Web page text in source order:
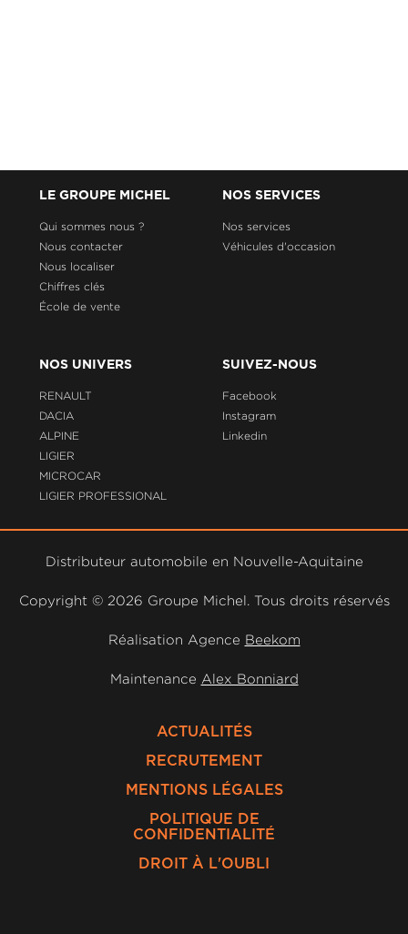
LE GROUPE MICHEL
Qui sommes nous ?
Nous contacter
Nous localiser
Chiffres clés
École de vente
NOS SERVICES
Nos services
Véhicules d'occasion
NOS UNIVERS
RENAULT
DACIA
ALPINE
LIGIER
MICROCAR
LIGIER PROFESSIONAL
SUIVEZ-NOUS
Facebook
Instagram
Linkedin
Distributeur automobile en Nouvelle-Aquitaine
Copyright © 2026 Groupe Michel. Tous droits réservés
Réalisation Agence Beekom
Maintenance Alex Bonniard
ACTUALITÉS
RECRUTEMENT
MENTIONS LÉGALES
POLITIQUE DE
CONFIDENTIALITÉ
DROIT À L'OUBLI